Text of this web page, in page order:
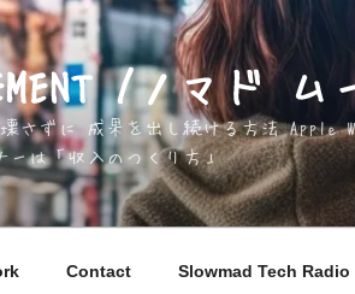
/ノマド
さずに 成果を出し続ける方法 Apple
は「収入のつくり方」
Contact Slowmad Tech Radio